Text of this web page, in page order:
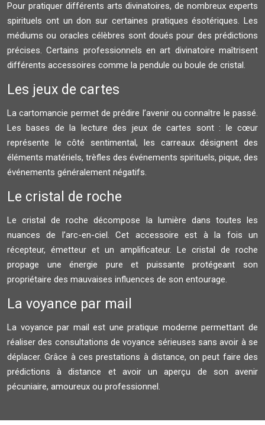
Pour pratiquer différents arts divinatoires, de nombreux experts
spirituels ont un don sur certaines pratiques ésotériques. Les
médiums ou oracles célèbres sont doués pour des prédictions
précises. Certains professionnels en art divinatoire maîtrisent
différents accessoires comme la pendule ou boule de cristal.
Les jeux de cartes
La cartomancie permet de prédire l’avenir ou connaître le passé.
Les bases de la lecture des jeux de cartes sont : le cœur
représente le côté sentimental, les carreaux désignent des
éléments matériels, trèfles des événements spirituels, pique, des
événements généralement négatifs.
Le cristal de roche
Le cristal de roche décompose la lumière dans toutes les
nuances de l’arc-en-ciel. Cet accessoire est à la fois un
récepteur, émetteur et un amplificateur. Le cristal de roche
propage une énergie pure et puissante protégeant son
propriétaire des mauvaises influences de son entourage.
La voyance par mail
La voyance par mail est une pratique moderne permettant de
réaliser des consultations de voyance sérieuses sans avoir à se
déplacer. Grâce à ces prestations à distance, on peut faire des
prédictions à distance et avoir un aperçu de son avenir
pécuniaire, amoureux ou professionnel.